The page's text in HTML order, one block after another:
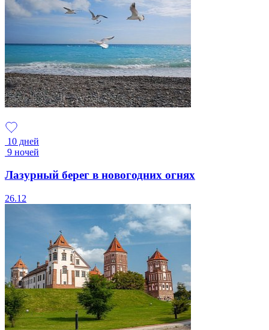
10 дней
9 ночей
Лазурный берег в новогодних огнях
26.12